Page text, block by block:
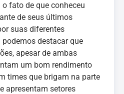
fato de que conheceu
de seus últimos
suas diferentes
destacar que
apesar de ambas
um bom rendimento
times que brigam na parte
apresentam setores